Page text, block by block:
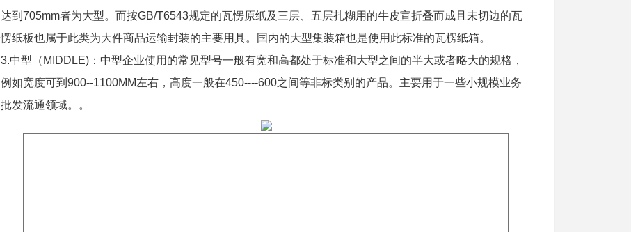
达到705mm者为大型。而按GB/T6543规定的瓦愣原纸及三层、五层扎糊用的牛皮宣折叠而成且未切边的瓦
愣纸板也属于此类为大件商品运输封装的主要用具。国内的大型集装箱也是使用此标准的瓦楞纸箱。
3.中型（MIDDLE)：中型企业使用的常见型号一般有宽和高都处于标准和大型之间的半大或者略大的规格，
例如宽度可到900--1100MM左右，高度一般在450----600之间等非标类别的产品。主要用于一些小规模业务
批发流通领域。。